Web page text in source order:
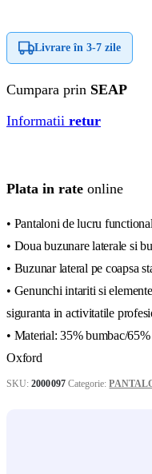
Livrare în 3-7 zile
Cumpara prin SEAP
Informatii retur
Plata in rate online
• Pantaloni de lucru
• Doua buzunare laterale si
• Buzunar lateral pe coapsa
• Genunchi intariti si
siguranta in activitatile
• Material: 35% bumbac/
Oxford
SKU:2000097 Categorie: